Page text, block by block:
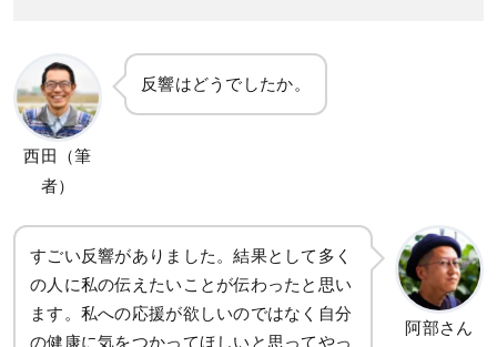
西田（筆
者）
反響はどうでしたか。
すごい反響がありました。結果として多く
の人に私の伝えたいことが伝わったと思い
ます。私への応援が欲しいのではなく自分
の健康に気をつかってほしいと思ってやっ
阿部さん